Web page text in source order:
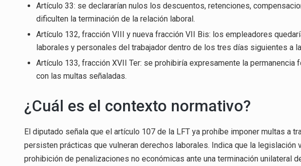
Artículo 33: se declararían nulos los descuentos, retenciones,
dificulten la terminación de la relación laboral.
Artículo 132, fracción VIII y nueva fracción VII Bis: los empleadores
laborales y personales del trabajador dentro de los tres días siguientes a
Artículo 133, fracción XVII Ter: se prohibiría expresamente la
con las multas señaladas.
¿Cuál es el contexto normativo?
El diputado señala que el artículo 107 de la LFT ya prohíbe imponer multas a
persisten prácticas que vulneran derechos laborales. Indica que la legislación
prohibición de penalizaciones no económicas ante una terminación unilateral